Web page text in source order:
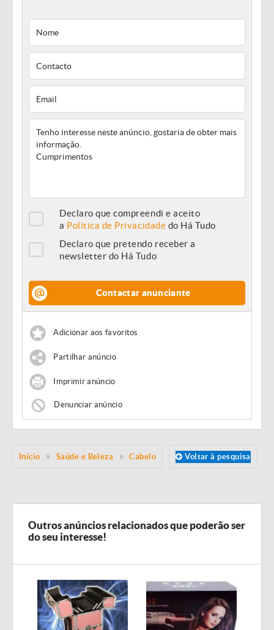
Declaro que compreendi e aceito
a Política de Privacidade do Há Tudo
Declaro que pretendo receber a
newsletter do Há Tudo
Contactar anunciante
Adicionar aos favoritos
Partilhar anúncio
Imprimir anúncio
Denunciar anúncio
Início Saúde e Beleza Cabelo Voltar à pesquisa
Outros anúncios relacionados que poderão ser
do seu interesse!